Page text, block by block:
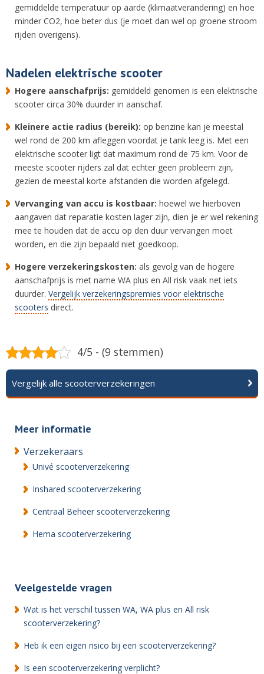
gemiddelde temperatuur op aarde (klimaatverandering) en hoe
minder CO2, hoe beter dus (je moet dan wel op groene stroom
rijden overigens).
Nadelen elektrische scooter
Hogere aanschafprijs: gemiddeld genomen is een elektrische
scooter circa 30% duurder in aanschaf.
Kleinere actie radius (bereik): op benzine kan je meestal
wel rond de 200 km afleggen voordat je tank leeg is. Met een
elektrische scooter ligt dat maximum rond de 75 km. Voor de
meeste scooter rijders zal dat echter geen probleem zijn,
gezien de meestal korte afstanden die worden afgelegd.
Vervanging van accu is kostbaar: hoewel we hierboven
aangaven dat reparatie kosten lager zijn, dien je er wel rekening
mee te houden dat de accu op den duur vervangen moet
worden, en die zijn bepaald niet goedkoop.
Hogere verzekeringskosten: als gevolg van de hogere
aanschafprijs is met name WA plus en All risk vaak net iets
duurder. Vergelijk verzekeringspremies voor elektrische
scooters direct.
4/5 - (9 stemmen)
Vergelijk alle scooterverzekeringen
Meer informatie
Verzekeraars
Univé scooterverzekering
Inshared scooterverzekering
Centraal Beheer scooterverzekering
Hema scooterverzekering
Veelgestelde vragen
Wat is het verschil tussen WA, WA plus en All risk
scooterverzekering?
Heb ik een eigen risico bij een scooterverzekering?
Is een scooterverzekering verplicht?